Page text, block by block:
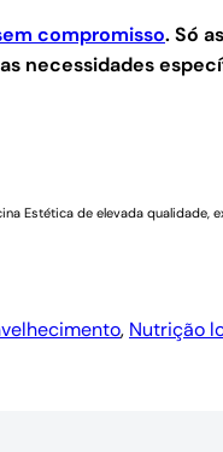
compromisso.Só
necessidades
Estética de elevada qualidade,
, Nutrição